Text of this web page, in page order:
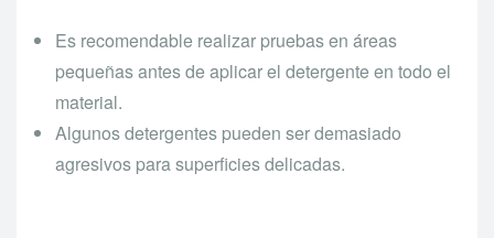
Es recomendable realizar pruebas en áreas
pequeñas antes de aplicar el detergente en todo el
material.
Algunos detergentes pueden ser demasiado
agresivos para superficies delicadas.